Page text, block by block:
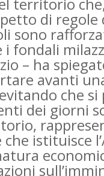
di regole
sono
fondali
– ha
avanti
che si
dei giorni
istituisce